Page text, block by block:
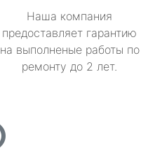
Наша компания
предоставляет гарантию
на выполненые работы по
ремонту до 2 лет.